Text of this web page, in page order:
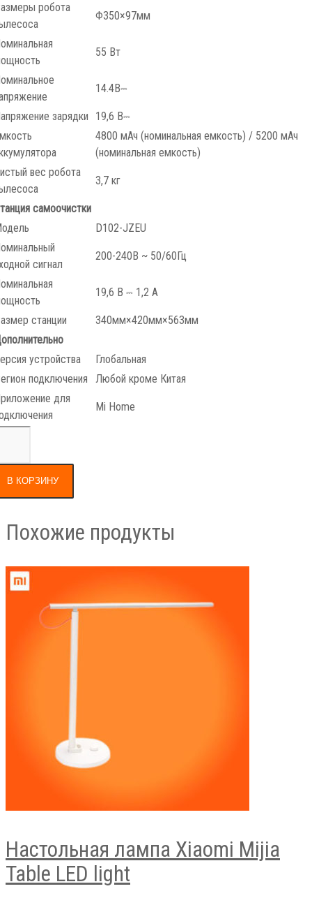
робота
Φ350×97мм
55 Вт
14.4В⎓
зарядки
19,6 В⎓
4800 мАч (номинальная емкость) / 5200 мАч
(номинальная емкость)
вес робота
3,7 кг
самоочистки
D102-JZEU
сигнал
200-240В ~ 50/60Гц
19,6 В ⎓ 1,2 А
станции
340мм×420мм×563мм
устройства
Глобальная
подключения
Любой кроме Китая
для
Mi Home
В КОРЗИНУ
Похожие продукты
Настольная лампа Xiaomi Mijia
Table LED light